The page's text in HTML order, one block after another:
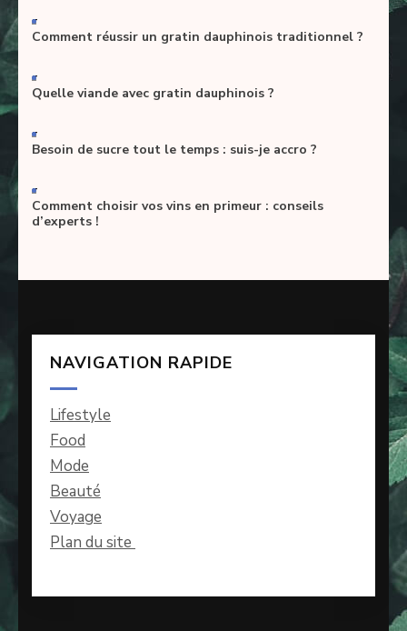
-
Comment réussir un gratin dauphinois traditionnel ?
-
Quelle viande avec gratin dauphinois ?
-
Besoin de sucre tout le temps : suis-je accro ?
-
Comment choisir vos vins en primeur : conseils
d’experts !
NAVIGATION RAPIDE
Lifestyle
Food
Mode
Beauté
Voyage
Plan du site